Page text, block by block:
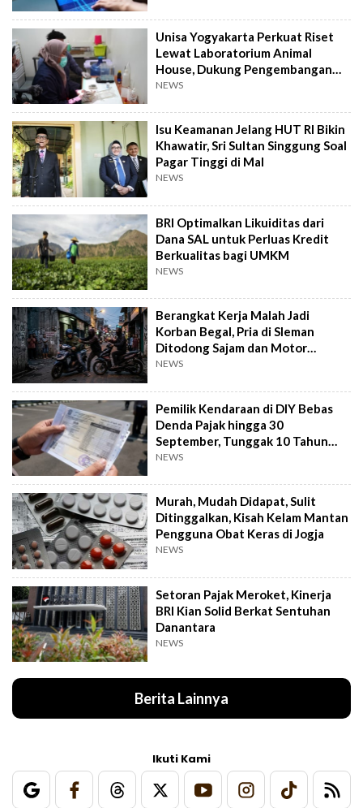
Unisa Yogyakarta Perkuat Riset
Lewat Laboratorium Animal
House, Dukung Pengembangan
Kandidat Obat
NEWS
Isu Keamanan Jelang HUT RI Bikin
Khawatir, Sri Sultan Singgung Soal
Pagar Tinggi di Mal
NEWS
BRI Optimalkan Likuiditas dari
Dana SAL untuk Perluas Kredit
Berkualitas bagi UMKM
NEWS
Berangkat Kerja Malah Jadi
Korban Begal, Pria di Sleman
Ditodong Sajam dan Motor
Digasak
NEWS
Pemilik Kendaraan di DIY Bebas
Denda Pajak hingga 30
September, Tunggak 10 Tahun
Cukup Bayar 5 Tahun
NEWS
Murah, Mudah Didapat, Sulit
Ditinggalkan, Kisah Kelam Mantan
Pengguna Obat Keras di Jogja
NEWS
Setoran Pajak Meroket, Kinerja
BRI Kian Solid Berkat Sentuhan
Danantara
NEWS
Berita Lainnya
Ikuti Kami